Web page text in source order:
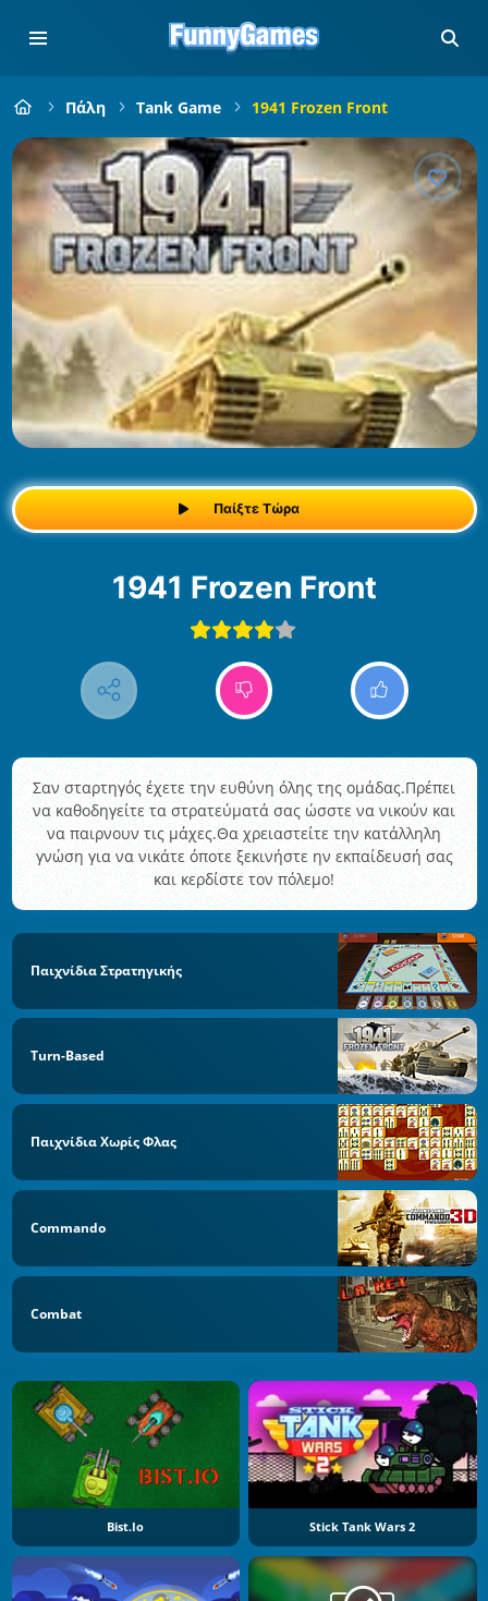
Πάλη Tank Game 1941 Frozen Front
Παίξτε Τώρα
1941 Frozen Front
Σαν σταρτηγός έχετε την ευθύνη όλης της ομάδας.Πρέπει
να καθοδηγείτε τα στρατεύματά σας ώσστε να νικούν και
να παιρνουν τις μάχες.Θα χρειαστείτε την κατάλληλη
γνώση για να νικάτε όποτε ξεκινήστε ην εκπαίδευσή σας
και κερδίστε τον πόλεμο!
Παιχνίδια Στρατηγικής
Turn-Based
Παιχνίδια Χωρίς Φλας
Commando
Combat
Bist.io Stick Tank Wars 2